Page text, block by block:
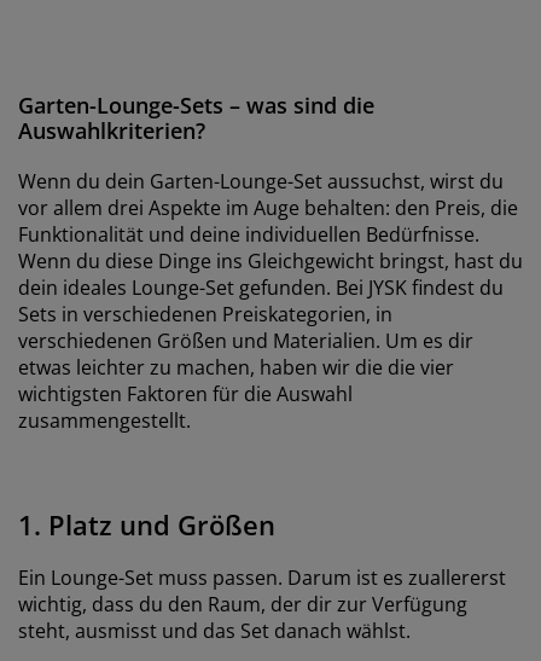
Garten-Lounge-Sets – was sind die
Auswahlkriterien?
Wenn du dein Garten-Lounge-Set aussuchst, wirst du
vor allem drei Aspekte im Auge behalten: den Preis, die
Funktionalität und deine individuellen Bedürfnisse.
Wenn du diese Dinge ins Gleichgewicht bringst, hast du
dein ideales Lounge-Set gefunden. Bei JYSK findest du
Sets in verschiedenen Preiskategorien, in
verschiedenen Größen und Materialien. Um es dir
etwas leichter zu machen, haben wir die die vier
wichtigsten Faktoren für die Auswahl
zusammengestellt.
1. Platz und Größen
Ein Lounge-Set muss passen. Darum ist es zuallererst
wichtig, dass du den Raum, der dir zur Verfügung
steht, ausmisst und das Set danach wählst.